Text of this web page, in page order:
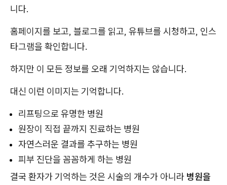
니다.
홈페이지를 보고, 블로그를 읽고, 유튜브를 시청하고, 인스
타그램을 확인합니다.
하지만 이 모든 정보를 오래 기억하지는 않습니다.
대신 이런 이미지는 기억합니다.
리프팅으로 유명한 병원
원장이 직접 끝까지 진료하는 병원
자연스러운 결과를 추구하는 병원
피부 진단을 꼼꼼하게 하는 병원
결국 환자가 기억하는 것은 시술의 개수가 아니라 병원을